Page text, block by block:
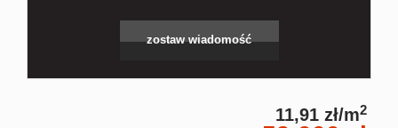
zostaw wiadomość
11,91 zł/m2